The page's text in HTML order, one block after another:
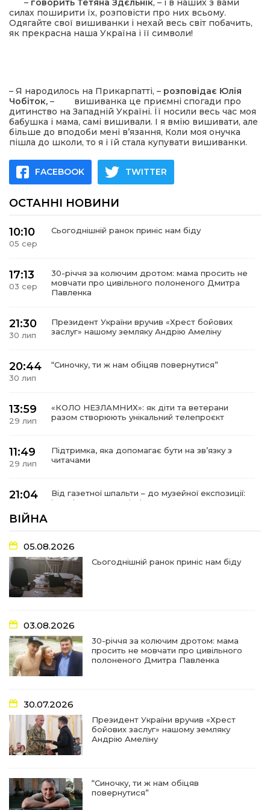
– говорить Тетяна Здєльнік, – і в наших з вами
силах поширити їх, розповісти про них всьому.
Одягайте свої вишиванки і нехай весь світ побачить,
як прекрасна наша Україна і її символи!
– Я народилось на Прикарпатті, – розповідає Юлія
Чобіток, –
вишиванка це приємні спогади про
дитинство на Западній Україні. Її носили весь час моя
бабушка і мама, самі вишивали. І я вмію вишивати, але
більше до вподоби мені в’язання, Коли моя онучка
пішла до школи, то я і їй стала купувати вишиванки.
FACEBOOK TWITTER
ОСТАННІ НОВИНИ
10:10
05 сер
Сьогоднішній ранок приніс нам біду
17:13
03 сер
30-річчя за колючим дротом: мама просить не
мовчати про цивільного полоненого Дмитра
Павленка
21:30
30 лип
Президент України вручив «Хрест бойових
заслуг» нашому земляку Андрію Амеліну
20:44
30 лип
“Синочку, ти ж нам обіцяв повернутися”
13:59
29 лип
«КОЛО НЕЗЛАМНИХ»: як діти та ветерани
разом створюють унікальний телепроєкт
11:49
29 лип
Підтримка, яка допомагає бути на зв’язку з
читачами
21:04
Від газетної шпальти – до музейної експозиції:
історії Героїв Барвінківщини стали частиною
17:18
27 лип
У Барвінківській громаді вшанували людей
найгуманнішої професії
16:29
22 лип
Медики Барвінківської громади
вдосконалюють професійні навички
15:09
22 лип
У Пригожому з дітьми та їх батьками
працювали фахівці благодійного фонду
07:17
“Мені й досі сниться син”: чотири роки світлої
11:06
20 лип
За дві доби — серія ворожих ударів по
Барвінківській громаді
14:38
У Барвінковому сталася пожежа у житловій
13:52
Посмертні нагороди Героям: у Барвінковому
ВІЙНА
05.08.2026
Сьогоднішній ранок приніс нам біду
03.08.2026
30-річчя за колючим дротом: мама
просить не мовчати про цивільного
полоненого Дмитра Павленка
30.07.2026
Президент України вручив «Хрест
бойових заслуг» нашому земляку
Андрію Амеліну
“Синочку, ти ж нам обіцяв
повернутися”